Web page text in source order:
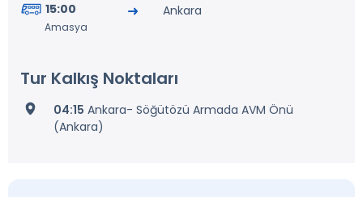
15:00
Amasya
Ankara
Tur Kalkış Noktaları
04:15 Ankara- Söğütözü Armada AVM Önü
(Ankara)